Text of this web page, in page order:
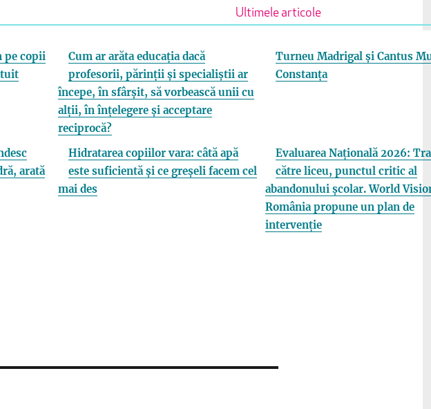
Ultimele articole
pe copii
Cum ar arăta educația dacă
profesorii, părinții și specialiștii ar
începe, în sfârșit, să vorbească unii cu
alții, în înțelegere și acceptare
reciprocă?
Turneu Madrigal și Cantus
Constanța
arată
Hidratarea copiilor vara: câtă apă
este suficientă și ce greșeli facem cel
mai des
Evaluarea Națională 2026:
către liceu, punctul critic al
abandonului școlar. World
România propune un plan de
intervenție